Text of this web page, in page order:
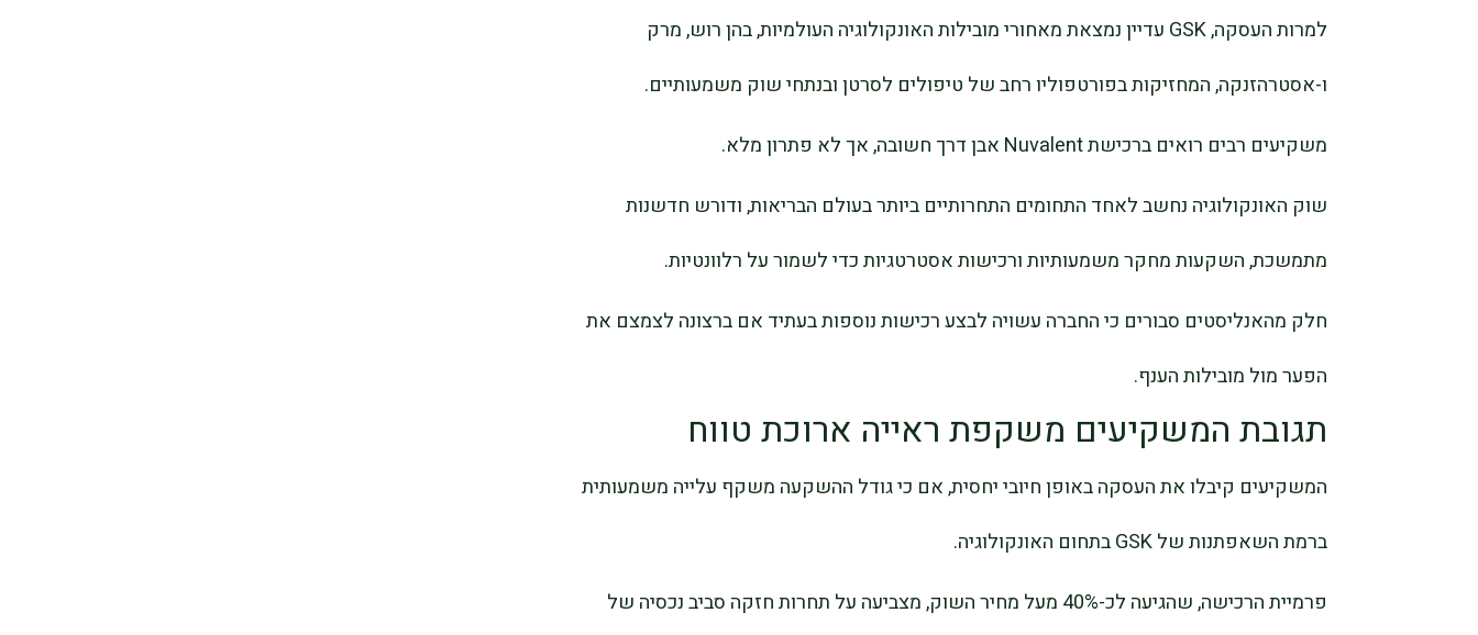
למרות העסקה, GSK עדיין נמצאת מאחורי מובילות האונקולוגיה העולמיות, בהן רוש, מרק
ו-אסטרהזנקה, המחזיקות בפורטפוליו רחב של טיפולים לסרטן ובנתחי שוק משמעותיים.
משקיעים רבים רואים ברכישת Nuvalent אבן דרך חשובה, אך לא פתרון מלא.
שוק האונקולוגיה נחשב לאחד התחומים התחרותיים ביותר בעולם הבריאות, ודורש חדשנות
מתמשכת, השקעות מחקר משמעותיות ורכישות אסטרטגיות כדי לשמור על רלוונטיות.
חלק מהאנליסטים סבורים כי החברה עשויה לבצע רכישות נוספות בעתיד אם ברצונה לצמצם את
הפער מול מובילות הענף.
תגובת המשקיעים משקפת ראייה ארוכת טווח
המשקיעים קיבלו את העסקה באופן חיובי יחסית, אם כי גודל ההשקעה משקף עלייה משמעותית
ברמת השאפתנות של GSK בתחום האונקולוגיה.
פרמיית הרכישה, שהגיעה לכ-40% מעל מחיר השוק, מצביעה על תחרות חזקה סביב נכסיה של